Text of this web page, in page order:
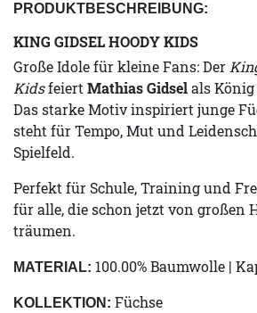
PRODUKTBESCHREIBUNG:
KING GIDSEL HOODY KIDS
Große Idole für kleine Fans: Der
KidsfeiertMathias Gidselals
Das starke Motiv inspiriert junge
steht für Tempo, Mut und
Spielfeld.
Perfekt für Schule, Training und
für alle, die schon jetzt von großen
träumen.
MATERIAL: 100.00% Baumwolle |
KOLLEKTION: Füchse